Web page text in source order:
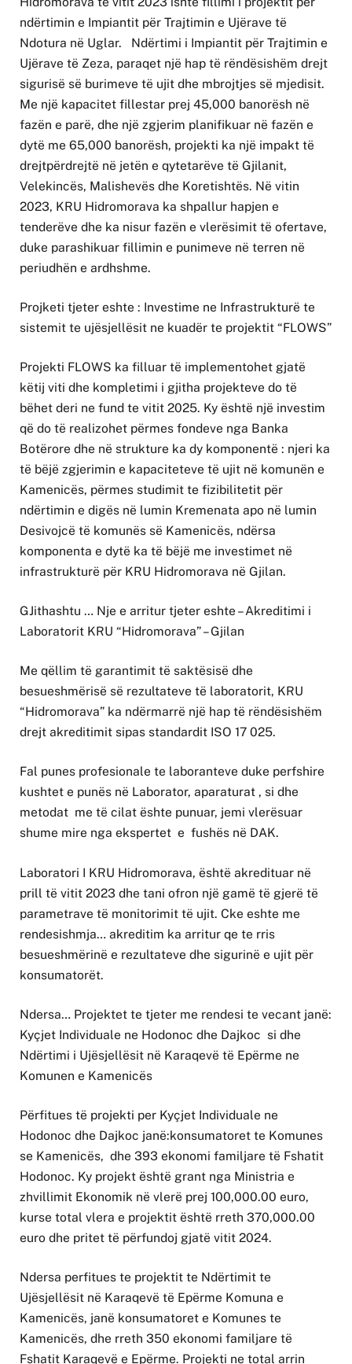
ndërtimin e Impiantit për Trajtimin e Ujërave të
Ndotura në Uglar. Ndërtimi i Impiantit për Trajtimin e
Ujërave të Zeza, paraqet një hap të rëndësishëm drejt
sigurisë së burimeve të ujit dhe mbrojtjes së mjedisit.
Me një kapacitet fillestar prej 45,000 banorësh në
fazën e parë, dhe një zgjerim planifikuar në fazën e
dytë me 65,000 banorësh, projekti ka një impakt të
drejtpërdrejtë në jetën e qytetarëve të Gjilanit,
Velekincës, Malishevës dhe Koretishtës. Në vitin
2023, KRU Hidromorava ka shpallur hapjen e
tenderëve dhe ka nisur fazën e vlerësimit të ofertave,
duke parashikuar fillimin e punimeve në terren në
periudhën e ardhshme.
Projketi tjeter eshte : Investime ne Infrastrukturë te
sistemit te ujësjellësit ne kuadër te projektit “FLOWS”
Projekti FLOWS ka filluar të implementohet gjatë
këtij viti dhe kompletimi i gjitha projekteve do të
bëhet deri ne fund te vitit 2025. Ky është një investim
që do të realizohet përmes fondeve nga Banka
Botërore dhe në strukture ka dy komponentë : njeri ka
të bëjë zgjerimin e kapaciteteve të ujit në komunën e
Kamenicës, përmes studimit te fizibilitetit për
ndërtimin e digës në lumin Kremenata apo në lumin
Desivojcë të komunës së Kamenicës, ndërsa
komponenta e dytë ka të bëjë me investimet në
infrastrukturë për KRU Hidromorava në Gjilan.
GJithashtu … Nje e arritur tjeter eshte – Akreditimi i
Laboratorit KRU “Hidromorava” – Gjilan
Me qëllim të garantimit të saktësisë dhe
besueshmërisë së rezultateve të laboratorit, KRU
“Hidromorava” ka ndërmarrë një hap të rëndësishëm
drejt akreditimit sipas standardit ISO 17 025.
Fal punes profesionale te laboranteve duke perfshire
kushtet e punës në Laborator, aparaturat , si dhe
metodat me të cilat ështe punuar, jemi vlerësuar
shume mire nga ekspertet e fushës në DAK.
Laboratori I KRU Hidromorava, është akredituar në
prill të vitit 2023 dhe tani ofron një gamë të gjerë të
parametrave të monitorimit të ujit. Cke eshte me
rendesishmja… akreditim ka arritur qe te rris
besueshmërinë e rezultateve dhe sigurinë e ujit për
konsumatorët.
Ndersa… Projektet te tjeter me rendesi te vecant janë:
Kyçjet Individuale ne Hodonoc dhe Dajkoc si dhe
Ndërtimi i Ujësjellësit në Karaqevë të Epërme ne
Komunen e Kamenicës
Përfitues të projekti per Kyçjet Individuale ne
Hodonoc dhe Dajkoc janë:konsumatoret te Komunes
se Kamenicës, dhe 393 ekonomi familjare të Fshatit
Hodonoc. Ky projekt është grant nga Ministria e
zhvillimit Ekonomik në vlerë prej 100,000.00 euro,
kurse total vlera e projektit është rreth 370,000.00
euro dhe pritet të përfundoj gjatë vitit 2024.
Ndersa perfitues te projektit te Ndërtimit te
Ujësjellësit në Karaqevë të Epërme Komuna e
Kamenicës, janë konsumatoret e Komunes te
Kamenicës, dhe rreth 350 ekonomi familjare të
Fshatit Karaqevë e Epërme. Projekti ne total arrin